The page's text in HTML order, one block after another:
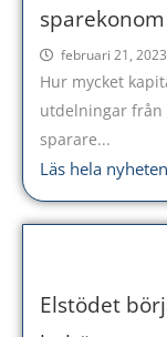
sparekonom
februari 21, 2023
Hur mycket
utdelningar från
sparare...
Läs hela nyheten
Elstödet